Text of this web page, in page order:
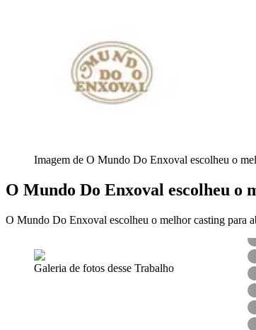
Imagem de O Mundo Do Enxoval escolheu o
O Mundo Do Enxoval escolheu o
O Mundo Do Enxoval escolheu o melhor casting para
Galeria de fotos desse Trabalho